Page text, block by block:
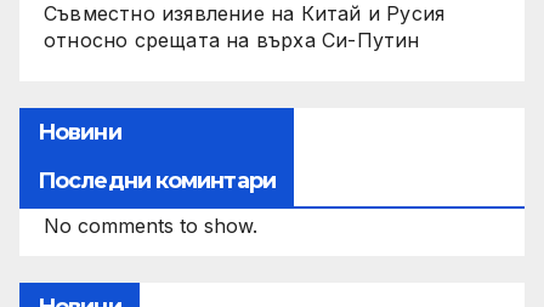
Съвместно изявление на Китай и Русия
относно срещата на върха Си-Путин
Новини
Последни коминтари
No comments to show.